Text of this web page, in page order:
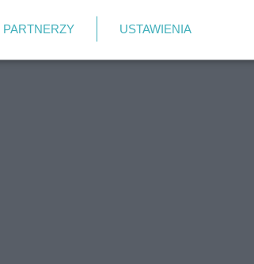
tłumaczą organizatorzy.
PARTNERZY USTAWIENIA